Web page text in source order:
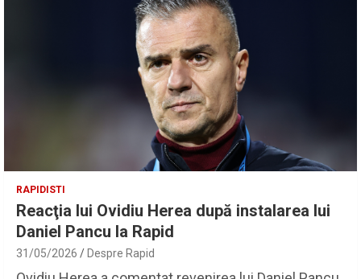
RAPIDISTI
Reacţia lui Ovidiu Herea după instalarea lui
Daniel Pancu la Rapid
31/05/2026 Despre Rapid